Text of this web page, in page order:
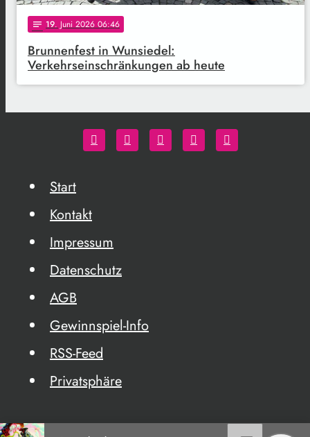
notes 19. Juni 2026 06:46
Brunnenfest in Wunsiedel:
Verkehrseinschränkungen ab heute
Start
Kontakt
Impressum
Datenschutz
AGB
Gewinnspiel-Info
RSS-Feed
Privatsphäre